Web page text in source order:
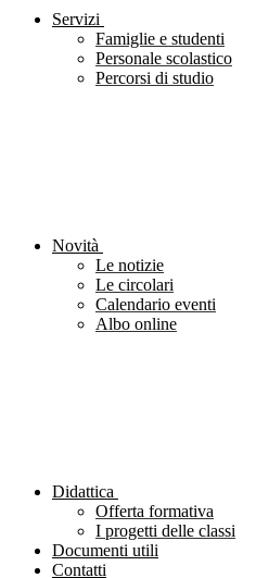
Servizi
Famiglie e studenti
Personale scolastico
Percorsi di studio
Novità
Le notizie
Le circolari
Calendario eventi
Albo online
Didattica
Offerta formativa
I progetti delle classi
Documenti utili
Contatti